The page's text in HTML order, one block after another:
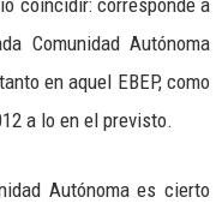
coincidir: corresponde a
Comunidad Autónoma
en aquel EBEP, como
a lo en el previsto.
Autónoma es cierto